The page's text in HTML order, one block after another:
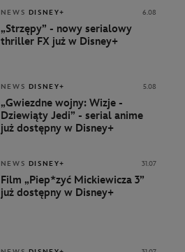
NEWS DISNEY+ 6.08
„Strzępy” - nowy serialowy
thriller FX już w Disney+
NEWS DISNEY+ 5.08
„Gwiezdne wojny: Wizje -
Dziewiąty Jedi” - serial anime
już dostępny w Disney+
NEWS DISNEY+ 31.07
Film „Piep*zyć Mickiewicza 3”
już dostępny w Disney+